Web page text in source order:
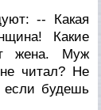
-- Какая
Какие
жена. Муж
читал? Не
будешь